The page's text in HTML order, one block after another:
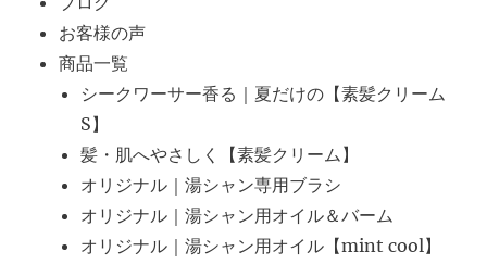
お客様の声
商品一覧
シークワーサー香る｜夏だけの【素髪クリーム
S】
髪・肌へやさしく【素髪クリーム】
オリジナル｜湯シャン専用ブラシ
オリジナル｜湯シャン用オイル＆バーム
オリジナル｜湯シャン用オイル【mint cool】